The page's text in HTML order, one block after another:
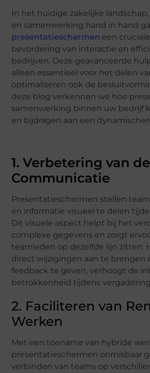
In het huidige zakelijke
en samenwerking hand in hand
presentatieschermen een
bevordering van interactie en
bedrijven. Deze geavanceerde
alleen essentieel voor het delen
optimaliseren ook de
deze blog verkennen we hoe
samenwerking binnen uw bedrijf
en bijdragen aan een
1. Verbetering van de
Communicatie
Presentatieschermen stellen
en informatie visueel te delen
Dit visuele aspect helpt bij het
complexe gegevens en zorgt
teamleden op dezelfde lijn zitten.
direct wijzigingen aan te brengen
feedback te geven, verhoogt de
betrokkenheid tijdens
2. Faciliteren van
Werken
Met een toename van hybride
presentatieschermen onmisbaar
verbinden van teams op